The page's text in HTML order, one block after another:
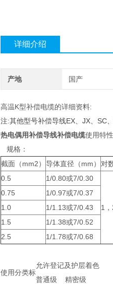
详细介绍
产地 国产
高温K型补偿电缆的详细资料:
注:其他型号补偿导线EX、JX、SC
热电偶用补偿导线补偿电缆使用特性
规格：
截面（mm2） 导体直径（mm） 对
0.5
1/0.80或7/0.30
1
0.75
1/0.97或7/0.37
1.0
1/1.13或7/0.43
1.5
1/1.38或7/0.52
2.5
1/1.78或7/0.68
使用分类标
允许登记及护层着色
普通级
精密级